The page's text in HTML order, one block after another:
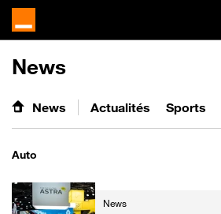
News
News Actualités Sports
Auto
News